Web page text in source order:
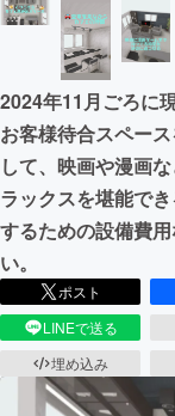
2024年11月ごろに
お客様待合スペー
して、映画や漫画
ラックスを堪能で
するための設備費
い。
ポスト
LINEで送る
埋め込み